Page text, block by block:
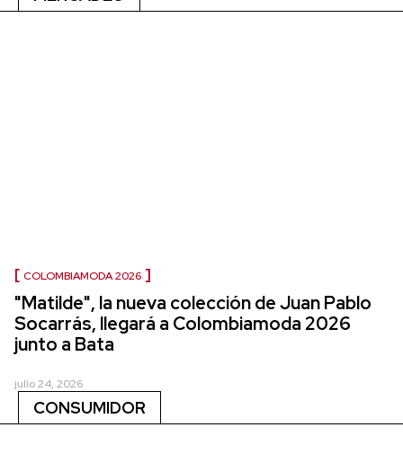
COLOMBIAMODA 2026
"Matilde", la nueva colección de Juan Pablo
Socarrás, llegará a Colombiamoda 2026
junto a Bata
julio 24, 2026
CONSUMIDOR